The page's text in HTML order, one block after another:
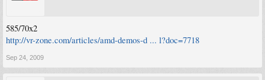
585/70x2
http://vr-zone.com/articles/amd-demos-d ... l?doc=7718
Sep 24, 2009